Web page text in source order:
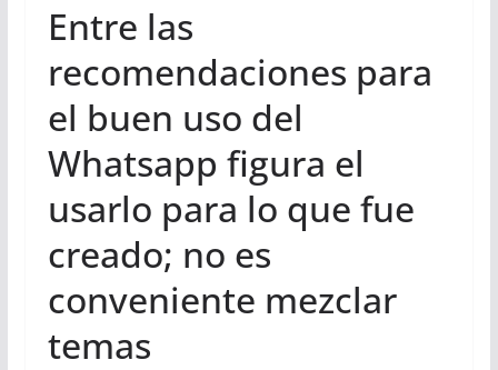
Entre las
recomendaciones para
el buen uso del
Whatsapp figura el
usarlo para lo que fue
creado; no es
conveniente mezclar
temas